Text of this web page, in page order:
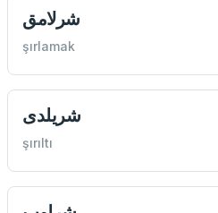
شرلامق
şırlamak
شريلدی
şırıltı